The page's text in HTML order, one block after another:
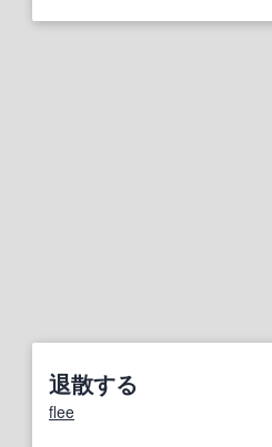
退散する
flee